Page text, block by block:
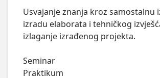
Usvajanje znanja kroz samostalnu
izradu elaborata i tehničkog
izlaganje izrađenog projekta.
Seminar
Praktikum